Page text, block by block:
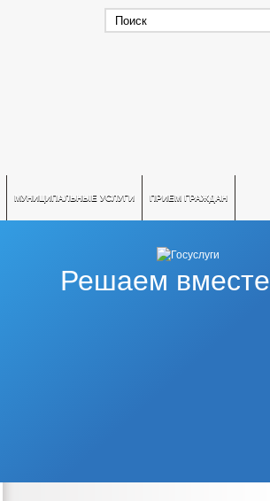
МУНИЦИПАЛЬНЫЕ УСЛУГИ ПРИЕМ ГРАЖДАН
Решаем вместе